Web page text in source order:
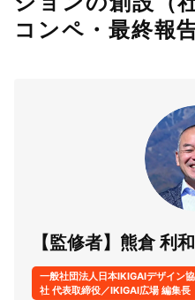
コンペ・最終報
【監修者】熊倉 利和
一般社団法人日本IKIGAIデザイン
社 代表取締役／IKIGAI広場 編集長